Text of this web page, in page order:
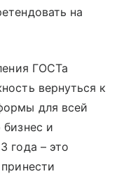
на
ГОСТа
вернуться к
для всей
и
года – это